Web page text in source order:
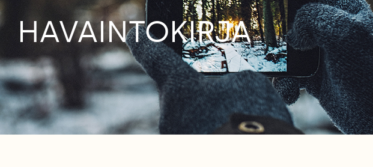
HAVAINTOKIRJA